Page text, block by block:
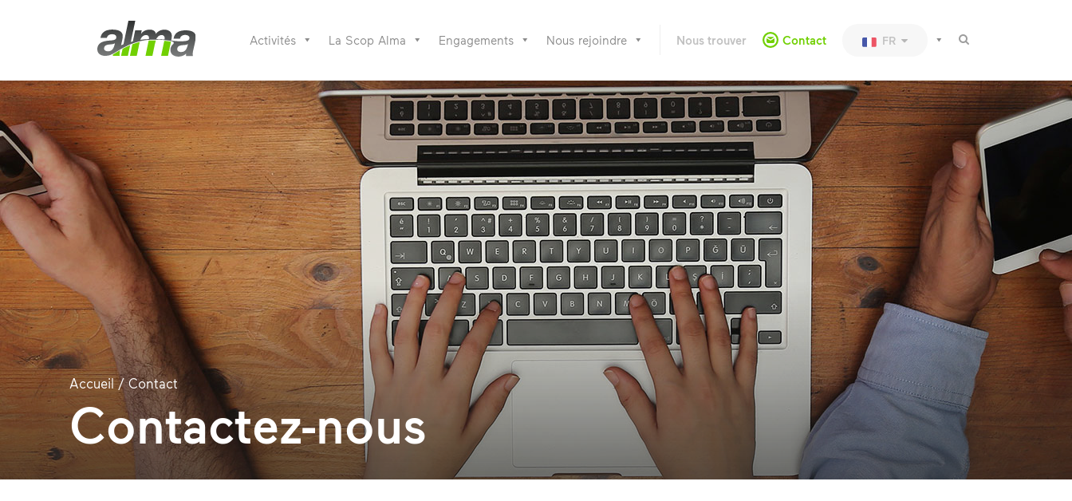
Activités La Scop Alma Engagements Nous rejoindre Nous trouver Contact FR
Accueil/Contact
Contactez-nous